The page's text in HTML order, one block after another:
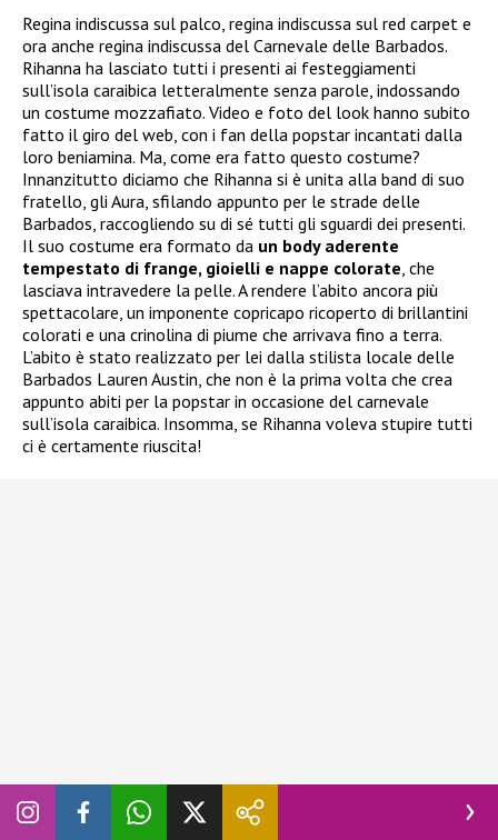
Regina indiscussa sul palco, regina indiscussa sul red carpet e
ora anche regina indiscussa del Carnevale delle Barbados.
Rihanna ha lasciato tutti i presenti ai festeggiamenti
sull’isola caraibica letteralmente senza parole, indossando
un costume mozzafiato. Video e foto del look hanno subito
fatto il giro del web, con i fan della popstar incantati dalla
loro beniamina. Ma, come era fatto questo costume?
Innanzitutto diciamo che Rihanna si è unita alla band di suo
fratello, gli Aura, sfilando appunto per le strade delle
Barbados, raccogliendo su di sé tutti gli sguardi dei presenti.
Il suo costume era formato da un body aderente
tempestato di frange, gioielli e nappe colorate, che
lasciava intravedere la pelle. A rendere l’abito ancora più
spettacolare, un imponente copricapo ricoperto di brillantini
colorati e una crinolina di piume che arrivava fino a terra.
L’abito è stato realizzato per lei dalla stilista locale delle
Barbados Lauren Austin, che non è la prima volta che crea
appunto abiti per la popstar in occasione del carnevale
sull’isola caraibica. Insomma, se Rihanna voleva stupire tutti
ci è certamente riuscita!